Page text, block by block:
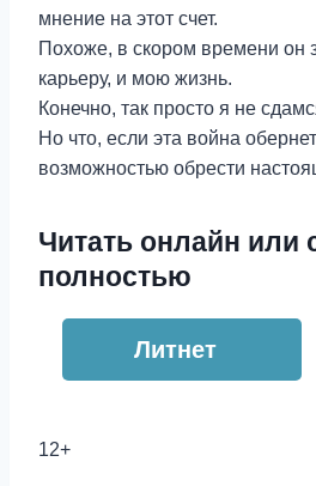
мнение на этот счет.
Похоже, в скором времени он
карьеру, и мою жизнь.
Конечно, так просто я не
Но что, если эта война
возможностью обрести
Читать онлайн или
полностью
Литнет
12+